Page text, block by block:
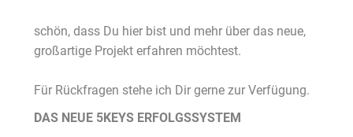
schön, dass Du hier bist und mehr über das neue,
großartige Projekt erfahren möchtest.
Für Rückfragen stehe ich Dir gerne zur Verfügung.
DAS NEUE 5KEYS ERFOLGSSYSTEM